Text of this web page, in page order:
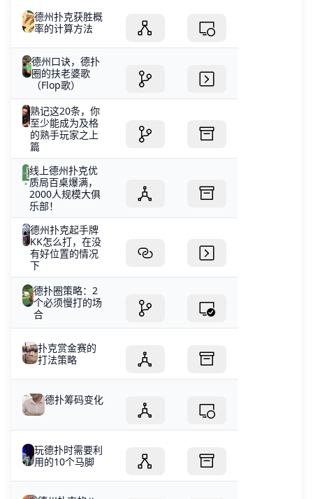
德州扑克获胜概
率的计算方法
德州口诀，德扑
圈的扶老婆歌
（Flop歌）
熟记这20条，你
至少能成为及格
的熟手玩家之上
篇
线上德州扑克优
质局百桌爆满，
2000人规模大俱
乐部！
德州扑克起手牌
KK怎么打，在没
有好位置的情况
下
德扑圈策略：2
个必须慢打的场
合
扑克赏金赛的
打法策略
德扑筹码变化
玩德扑时需要利
用的10个马脚